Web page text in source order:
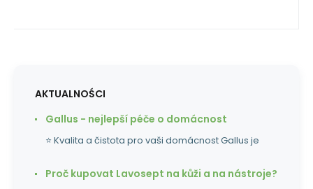
AKTUALNOŚCI
Gallus - nejlepší péče o domácnost
⭐ Kvalita a čistota pro vaši domácnost Gallus je
Proč kupovat Lavosept na kůži a na nástroje?